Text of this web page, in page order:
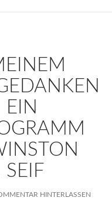
HINTERLASSEN